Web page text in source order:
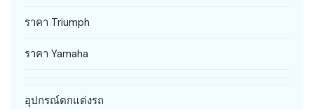
ราคา Triumph
ราคา Yamaha
อุปกรณ์ตกแต่งรถ